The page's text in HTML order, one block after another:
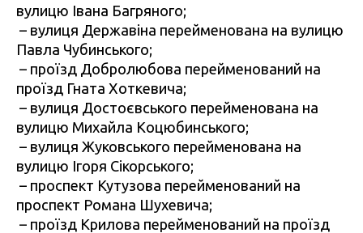
вулицю Івана Багряного;
– вулиця Державіна перейменована на вулицю
Павла Чубинського;
– проїзд Добролюбова перейменований на
проїзд Гната Хоткевича;
– вулиця Достоєвського перейменована на
вулицю Михайла Коцюбинського;
– вулиця Жуковського перейменована на
вулицю Ігоря Сікорського;
– проспект Кутузова перейменований на
проспект Романа Шухевича;
– проїзд Крилова перейменований на проїзд